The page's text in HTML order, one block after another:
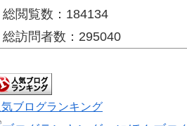
総閲覧数：184134
総訪問者数：295040
気ブログランキング